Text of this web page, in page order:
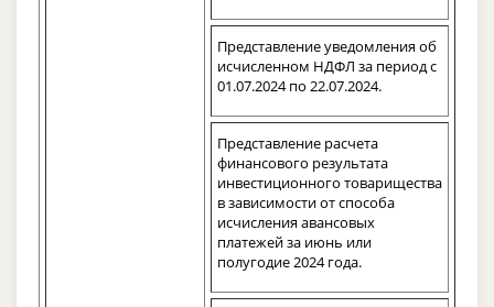
Представление уведомления об
исчисленном НДФЛ за период с
01.07.2024 по 22.07.2024.
Представление расчета
финансового результата
инвестиционного товарищества
в зависимости от способа
исчисления авансовых
платежей за июнь или
полугодие 2024 года.